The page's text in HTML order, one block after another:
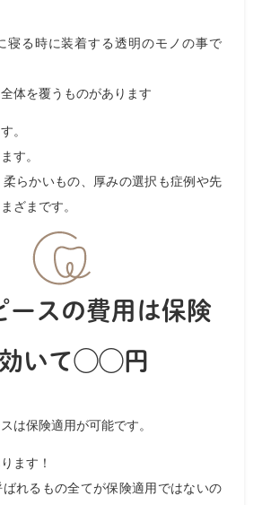
寝る時に装着する透明のモノの事で
体を覆うものがあります
。
す。
らかいもの、厚みの選択も症例や先
ざまです。
ースの費用は保険
いて◯◯円
は保険適用が可能です。
ます！
れるもの全てが保険適用ではないの